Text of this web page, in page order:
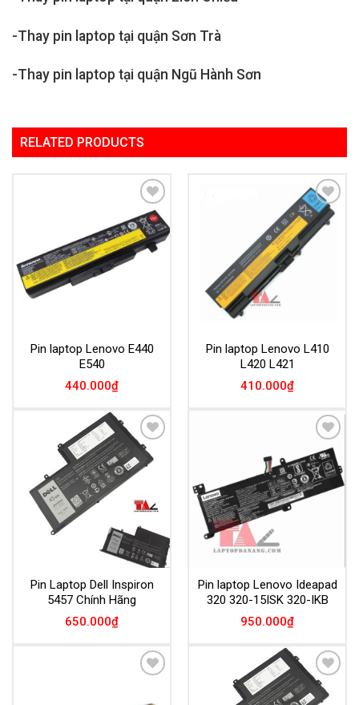
-Thay pin laptop tại quận Sơn Trà
-Thay pin laptop tại quận Ngũ Hành Sơn
RELATED PRODUCTS
Add to
Wishlist
Pin laptop Lenovo E440
E540
440.000₫
Add to
Wishlist
Pin laptop Lenovo L410
L420 L421
410.000₫
Add to
Wishlist
Pin Laptop Dell Inspiron
5457 Chính Hãng
650.000₫
Add to
Wishlist
Pin laptop Lenovo Ideapad
320 320-15ISK 320-IKB
950.000₫
Add to
Wishlist